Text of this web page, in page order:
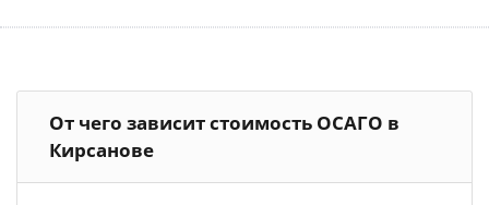
От чего зависит стоимость ОСАГО в
Кирсанове